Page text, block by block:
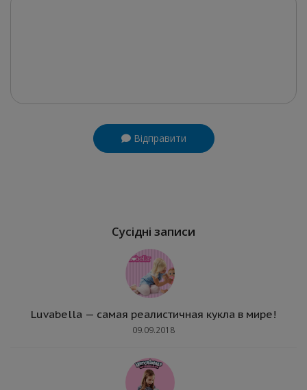
Відправити
Сусідні записи
Luvabella — самая реалистичная кукла в мире!
09.09.2018